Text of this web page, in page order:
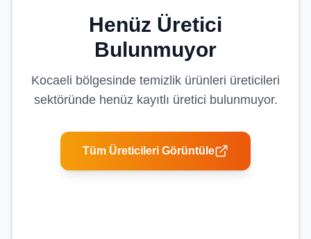
Henüz Üretici
Bulunmuyor
Kocaeli bölgesinde temizlik ürünleri üreticileri
sektöründe henüz kayıtlı üretici bulunmuyor.
Tüm Üreticileri Görüntüle